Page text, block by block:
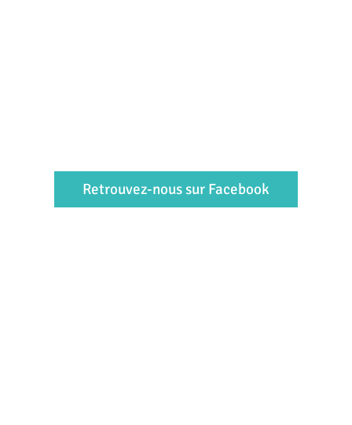
Retrouvez-nous sur Facebook